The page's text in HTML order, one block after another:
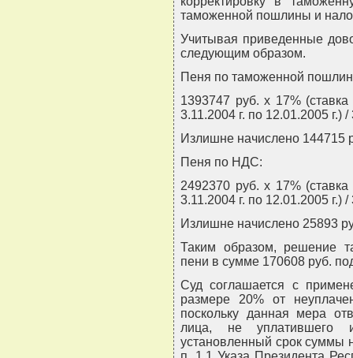
таможенной пошлины и
Учитывая приведенные
следующим образом.
Пеня по таможенной
1393747 руб. x 17%
3.11.2004 г. по 12.01.2005 г.)
Излишне начислено 144715
Пеня по НДС:
2492370 руб. x 17%
3.11.2004 г. по 12.01.2005 г.)
Излишне начислено 25893
Таким образом, решение
пени в сумме 170608 руб.
Суд соглашается с
размере 20% от
поскольку данная мера
лица, не уплатившего
установленный срок суммы